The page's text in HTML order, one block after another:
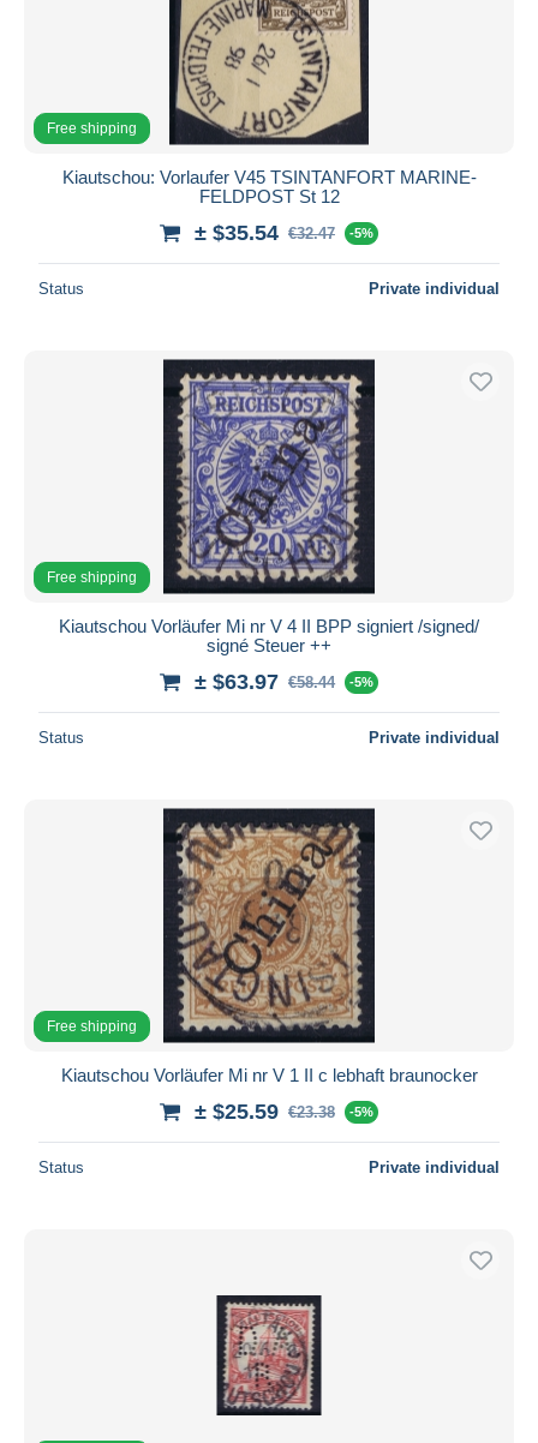
Free shipping
Kiautschou: Vorlaufer V45 TSINTANFORT MARINE-
FELDPOST St 12
± $35.54 €32.47 -5%
Status Private individual
Free shipping
Kiautschou Vorläufer Mi nr V 4 II BPP signiert /signed/
signé Steuer ++
± $63.97 €58.44 -5%
Status Private individual
Free shipping
Kiautschou Vorläufer Mi nr V 1 II c lebhaft braunocker
± $25.59 €23.38 -5%
Status Private individual